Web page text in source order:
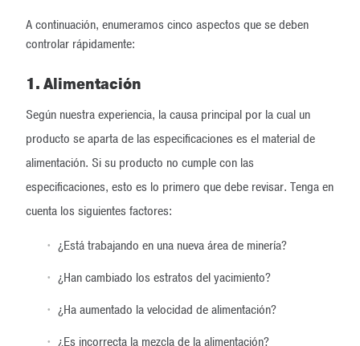
A continuación, enumeramos cinco aspectos que se deben
controlar rápidamente:
1. Alimentación
Según nuestra experiencia, la causa principal por la cual un
producto se aparta de las especificaciones es el material de
alimentación. Si su producto no cumple con las
especificaciones, esto es lo primero que debe revisar. Tenga en
cuenta los siguientes factores:
¿Está trabajando en una nueva área de minería?
¿Han cambiado los estratos del yacimiento?
¿Ha aumentado la velocidad de alimentación?
¿Es incorrecta la mezcla de la alimentación?